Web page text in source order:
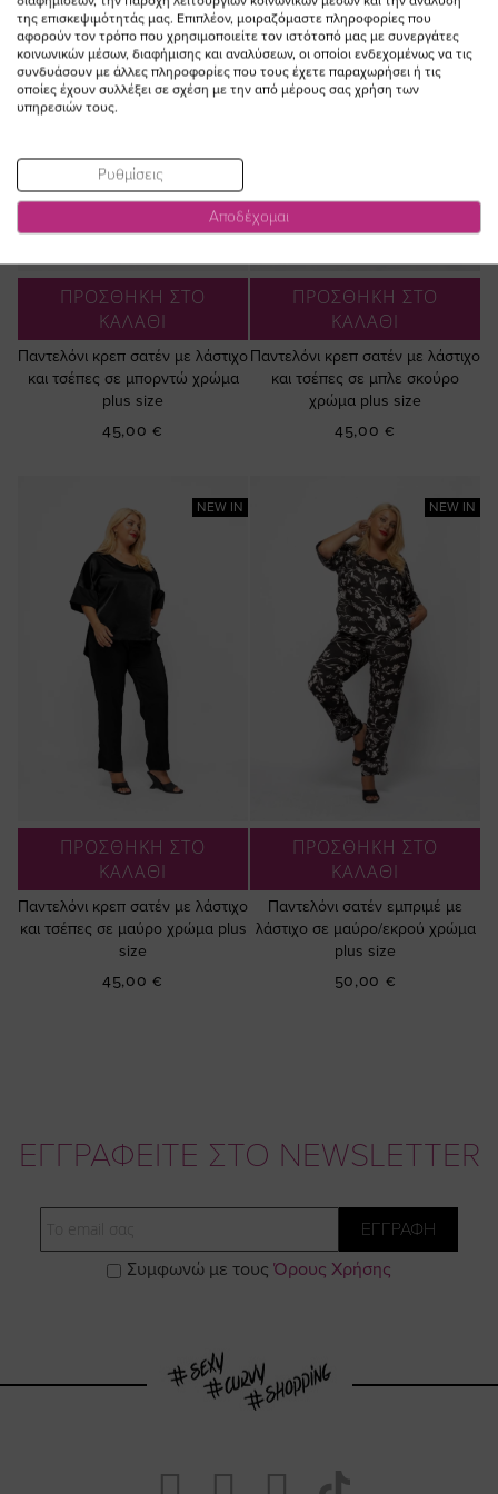
ΠΡΟΣΘΗΚΗ ΣΤΟ
ΚΑΛΑΘΙ
Παντελόνι κρεπ σατέν με λάστιχο
και τσέπες σε μπορντώ χρώμα
plus size
45,00 €
ΠΡΟΣΘΗΚΗ ΣΤΟ
ΚΑΛΑΘΙ
Παντελόνι κρεπ σατέν με λάστιχο
και τσέπες σε μπλε σκούρο
χρώμα plus size
45,00 €
NEW IN
ΠΡΟΣΘΗΚΗ ΣΤΟ
ΚΑΛΑΘΙ
Παντελόνι κρεπ σατέν με λάστιχο
και τσέπες σε μαύρο χρώμα plus
size
45,00 €
NEW IN
ΠΡΟΣΘΗΚΗ ΣΤΟ
ΚΑΛΑΘΙ
Παντελόνι σατέν εμπριμέ με
λάστιχο σε μαύρο/εκρού χρώμα
plus size
50,00 €
ΕΓΓΡΑΦΕΙΤΕ ΣΤΟ NEWSLETTER
ΕΓΓΡΑΦΗ
Συμφωνώ με τους Όρους Χρήσης
της επισκεψιμότητάς μας. Επιπλέον, μοιραζόμαστε πληροφορίες που
αφορούν τον τρόπο που χρησιμοποιείτε τον ιστότοπό μας με συνεργάτες
κοινωνικών μέσων, διαφήμισης και αναλύσεων, οι οποίοι ενδεχομένως να τις
συνδυάσουν με άλλες πληροφορίες που τους έχετε παραχωρήσει ή τις
οποίες έχουν συλλέξει σε σχέση με την από μέρους σας χρήση των
υπηρεσιών τους.
Ρυθμίσεις
Αποδέχομαι